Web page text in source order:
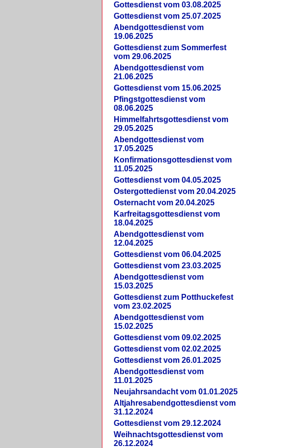
Gottesdienst vom 03.08.2025
Gottesdienst vom 25.07.2025
Abendgottesdienst vom
19.06.2025
Gottesdienst zum Sommerfest
vom 29.06.2025
Abendgottesdienst vom
21.06.2025
Gottesdienst vom 15.06.2025
Pfingstgottesdienst vom
08.06.2025
Himmelfahrtsgottesdienst vom
29.05.2025
Abendgottesdienst vom
17.05.2025
Konfirmationsgottesdienst vom
11.05.2025
Gottesdienst vom 04.05.2025
Ostergottedienst vom 20.04.2025
Osternacht vom 20.04.2025
Karfreitagsgottesdienst vom
18.04.2025
Abendgottesdienst vom
12.04.2025
Gottesdienst vom 06.04.2025
Gottesdienst vom 23.03.2025
Abendgottesdienst vom
15.03.2025
Gottesdienst zum Potthuckefest
vom 23.02.2025
Abendgottesdienst vom
15.02.2025
Gottesdienst vom 09.02.2025
Gottesdienst vom 02.02.2025
Gottesdienst vom 26.01.2025
Abendgottesdienst vom
11.01.2025
Neujahrsandacht vom 01.01.2025
Altjahresabendgottesdienst vom
31.12.2024
Gottesdienst vom 29.12.2024
Weihnachtsgottesdienst vom
26.12.2024